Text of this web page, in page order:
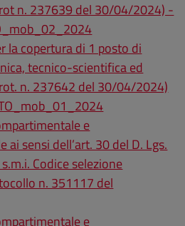
n. 237639 del 30/04/2024) -
la copertura di 1 posto di
tecnico-scientifica ed
n. 237642 del 30/04/2024)
e
sensi dell’art. 30 del D. Lgs.
Codice selezione
n. 351117 del
e